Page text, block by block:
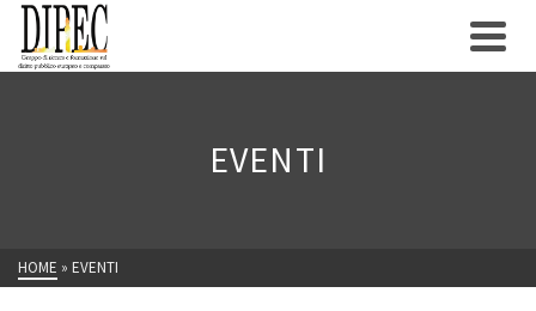
EVENTI
HOME » EVENTI